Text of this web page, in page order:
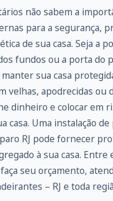
não sabem a
para a segurança,
de sua casa. Seja a
fundos ou a porta do
sua casa
velhas, apodrecidas ou
dinheiro e colocar em
casa. Uma instalação
RJ pode fornecer
à sua casa. Entre
seu orçamento,
– RJ e toda